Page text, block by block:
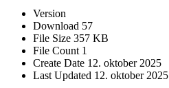
Version
Download 57
File Size 357 KB
File Count 1
Create Date 12. oktober 2025
Last Updated 12. oktober 2025